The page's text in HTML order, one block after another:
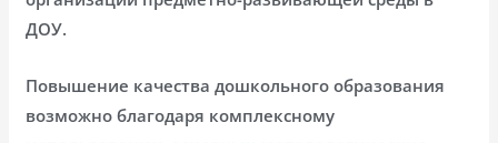
ДОУ.
Повышение качества дошкольного образования
возможно благодаря комплексному